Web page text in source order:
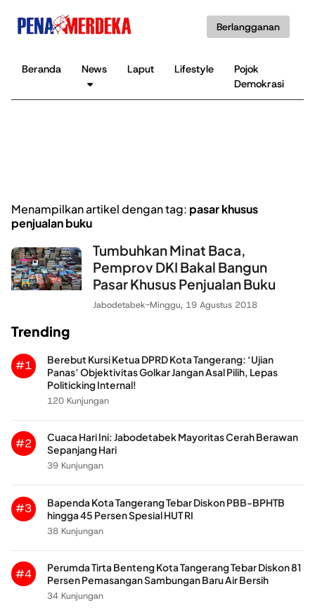
Berlangganan
Beranda News Laput Lifestyle
Pojok
Demokrasi
Menampilkan artikel dengan tag: pasar khusus
penjualan buku
Tumbuhkan Minat Baca,
Pemprov DKI Bakal Bangun
Pasar Khusus Penjualan Buku
Jabodetabek-Minggu, 19 Agustus 2018
Trending
#1
Berebut Kursi Ketua DPRD Kota Tangerang: ‘Ujian
Panas’ Objektivitas Golkar Jangan Asal Pilih, Lepas
Politicking Internal!
120 Kunjungan
#2
Cuaca Hari Ini: Jabodetabek Mayoritas Cerah Berawan
Sepanjang Hari
39 Kunjungan
#3
Bapenda Kota Tangerang Tebar Diskon PBB-BPHTB
hingga 45 Persen Spesial HUT RI
38 Kunjungan
#4
Perumda Tirta Benteng Kota Tangerang Tebar Diskon 81
Persen Pemasangan Sambungan Baru Air Bersih
34 Kunjungan